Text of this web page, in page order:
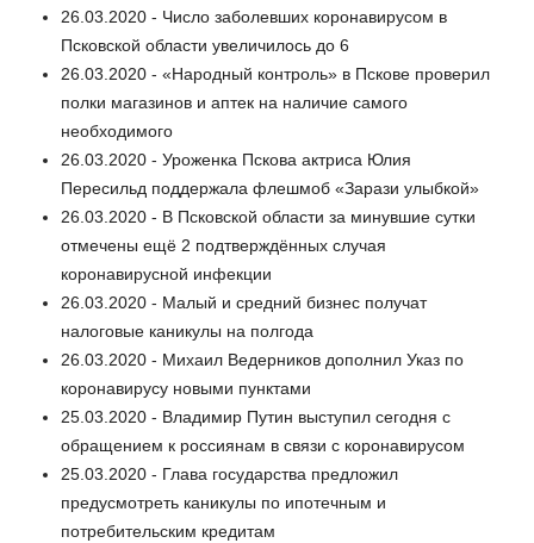
26.03.2020 - Число заболевших коронавирусом в
Псковской области увеличилось до 6
26.03.2020 - «Народный контроль» в Пскове проверил
полки магазинов и аптек на наличие самого
необходимого
26.03.2020 - Уроженка Пскова актриса Юлия
Пересильд поддержала флешмоб «Зарази улыбкой»
26.03.2020 - В Псковской области за минувшие сутки
отмечены ещё 2 подтверждённых случая
коронавирусной инфекции
26.03.2020 - Малый и средний бизнес получат
налоговые каникулы на полгода
26.03.2020 - Михаил Ведерников дополнил Указ по
коронавирусу новыми пунктами
25.03.2020 - Владимир Путин выступил сегодня с
обращением к россиянам в связи с коронавирусом
25.03.2020 - Глава государства предложил
предусмотреть каникулы по ипотечным и
потребительским кредитам